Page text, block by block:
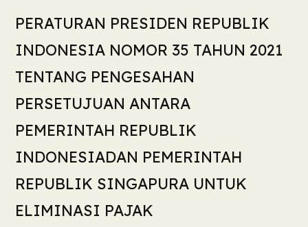
PERATURAN PRESIDEN REPUBLIK
INDONESIA NOMOR 35 TAHUN 2021
TENTANG PENGESAHAN
PERSETUJUAN ANTARA
PEMERINTAH REPUBLIK
INDONESIADAN PEMERINTAH
REPUBLIK SINGAPURA UNTUK
ELIMINASI PAJAK